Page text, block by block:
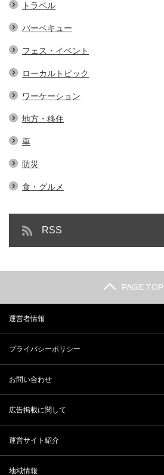
トラベル
バーベキュー
フェス・イベント
ローカルトピック
ワーケーション
地方・移住
車
防災
食・グルメ
RSS
PAGE TOP
運営者情報
プライバシーポリシー
お問い合わせ
広告掲載に関して
運営サイト紹介
地域情報